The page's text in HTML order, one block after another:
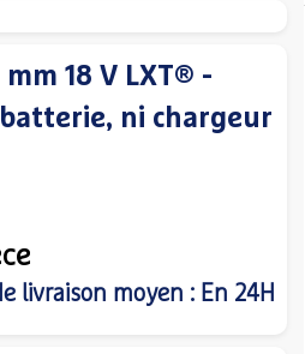
18 V LXT® -
batterie, ni chargeur
livraison moyen : En 24H